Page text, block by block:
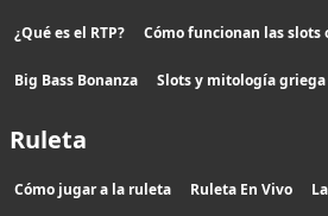
¿Qué es el RTP? Cómo funcionan las slots
Big Bass Bonanza Slots y mitología griega
Ruleta
Cómo jugar a la ruleta Ruleta En Vivo